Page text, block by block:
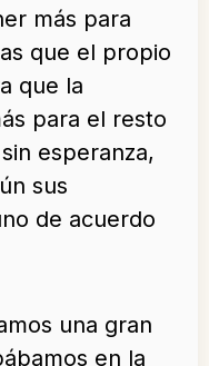
más para
que el propio
que la
para el resto
esperanza,
sus
de acuerdo
una gran
en la